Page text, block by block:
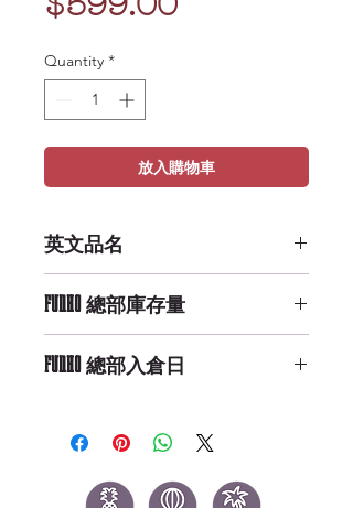
Quantity *
放入購物車
英文品名
Monkian
FUNKO 總部庫存量
FUNKO 總部入倉日